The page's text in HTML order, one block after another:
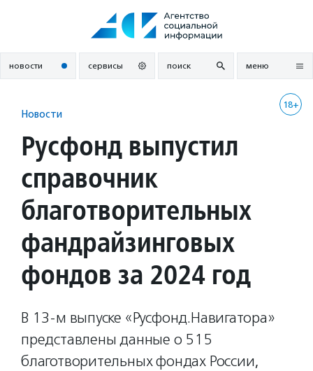
новости сервисы поиск меню
18+
Новости
Русфонд выпустил
справочник
благотворительных
фандрайзинговых
фондов за 2024 год
В 13-м выпуске «Русфонд.Навигатора»
представлены данные о 515
благотворительных фондах России,